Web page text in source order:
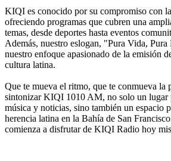
KIQI es conocido por su compromiso con
ofreciendo programas que cubren una
temas, desde deportes hasta eventos
Además, nuestro eslogan, "Pura Vida, Pura
nuestro enfoque apasionado de la emisión
cultura latina.
Que te mueva el ritmo, que te conmueva la
sintonizar KIQI 1010 AM, no solo un lugar
música y noticias, sino también un espacio
herencia latina en la Bahía de San
comienza a disfrutar de KIQI Radio hoy